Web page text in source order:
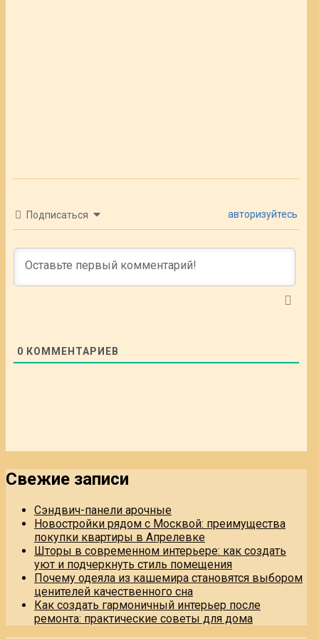
Подписаться авторизуйтесь
0 КОММЕНТАРИЕВ
Свежие записи
Сэндвич-панели арочные
Новостройки рядом с Москвой: преимущества
покупки квартиры в Апрелевке
Шторы в современном интерьере: как создать
уют и подчеркнуть стиль помещения
Почему одеяла из кашемира становятся выбором
ценителей качественного сна
Как создать гармоничный интерьер после
ремонта: практические советы для дома